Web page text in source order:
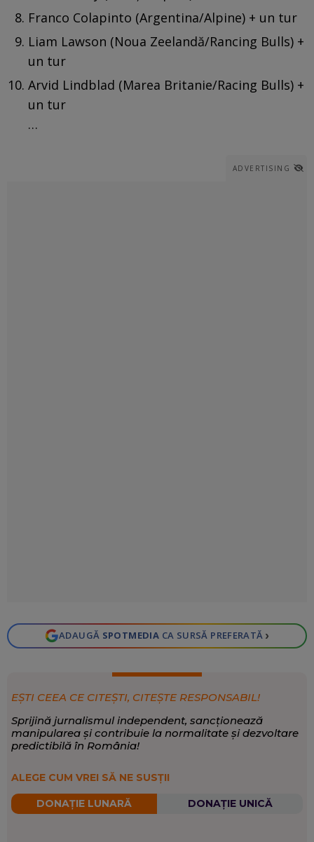
Franco Colapinto (Argentina/Alpine) + un tur
Liam Lawson (Noua Zeelandă/Rancing Bulls) +
un tur
Arvid Lindblad (Marea Britanie/Racing Bulls) +
un tur
…
ADVERTISING
ADAUGĂ SPOTMEDIA CA SURSĂ PREFERATĂ ›
EȘTI CEEA CE CITEȘTI, CITEȘTE RESPONSABIL!
Sprijină jurnalismul independent, sancționează
manipularea și contribuie la normalitate și dezvoltare
predictibilă în România!
ALEGE CUM VREI SĂ NE SUSȚII
DONAȚIE LUNARĂ DONAȚIE UNICĂ